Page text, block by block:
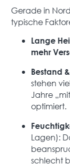
Gerade in
typische
Lange
mehr
Bestand
stehen
Jahre
optimiert.
Lagen):
schlecht